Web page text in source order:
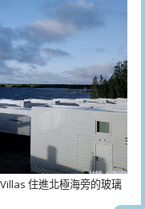
住進北極海旁的玻璃